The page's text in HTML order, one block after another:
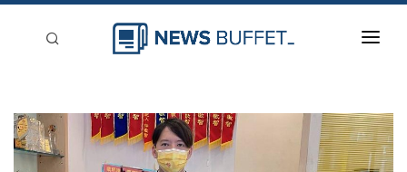
新聞稿分類
登入